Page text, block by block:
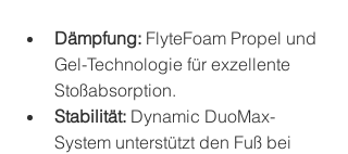
Dämpfung: FlyteFoam Propel und
Gel-Technologie für exzellente
Stoßabsorption.
Stabilität: Dynamic DuoMax-
System unterstützt den Fuß bei